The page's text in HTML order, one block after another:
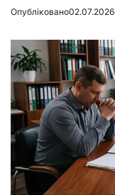
Опубліковано02.07.2026